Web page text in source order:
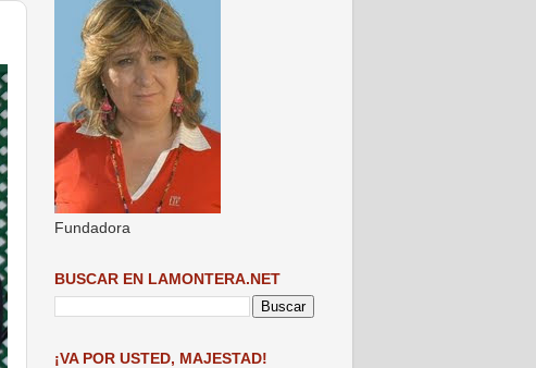
Fundadora
BUSCAR EN LAMONTERA.NET
¡VA POR USTED, MAJESTAD!